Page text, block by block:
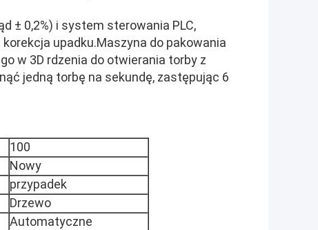
± 0,2%) i system sterowania PLC,
upadku.Maszyna do pakowania
w 3D rdzenia do otwierania torby z
jedną torbę na sekundę, zastępując 6
100
Nowy
przypadek
Drzewo
Automatyczne